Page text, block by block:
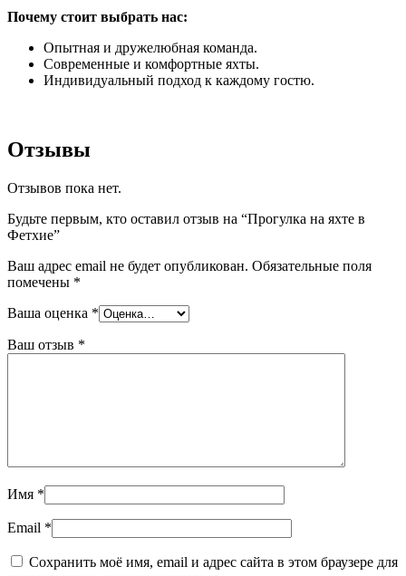
Почему стоит выбрать нас:
Опытная и дружелюбная команда.
Современные и комфортные яхты.
Индивидуальный подход к каждому гостю.
Отзывы
Отзывов пока нет.
Будьте первым, кто оставил отзыв на “Прогулка на яхте в
Фетхие”
Ваш адрес email не будет опубликован. Обязательные поля
помечены *
Ваша оценка *
Ваш отзыв *
Имя *
Email *
Сохранить моё имя, email и адрес сайта в этом браузере для